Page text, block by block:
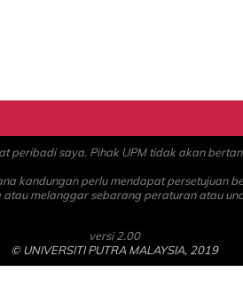
peribadi saya. Pihak UPM tidak akan
kandungan perlu mendapat
melanggar sebarang peraturan atau
versi 2.00
© UNIVERSITI PUTRA MALAYSIA, 2019